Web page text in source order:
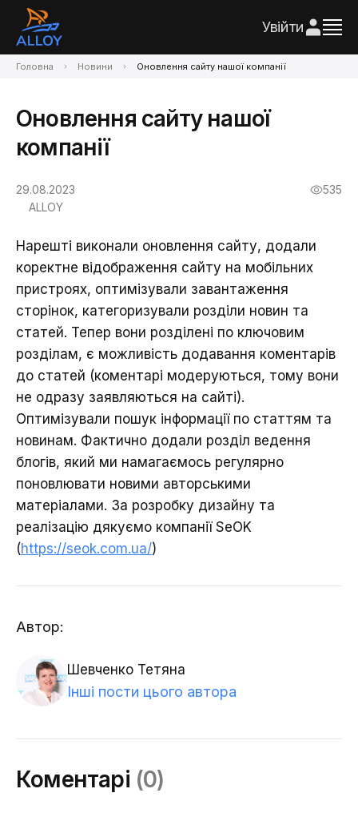
Увійти
Головна Новини Оновлення сайту нашої компанії
Оновлення сайту нашої
компанії
29.08.2023
ALLOY
535
Нарешті виконали оновлення сайту, додали
коректне відображення сайту на мобільних
пристроях, оптимізували завантаження
сторінок, категоризували розділи новин та
статей. Тепер вони розділені по ключовим
розділам, є можливість додавання коментарів
до статей (коментарі модеруються, тому вони
не одразу заявляються на сайті).
Оптимізували пошук інформації по статтям та
новинам. Фактично додали розділ ведення
блогів, який ми намагаємось регулярно
поновлювати новими авторськими
матеріалами. За розробку дизайну та
реалізацію дякуємо компанії SeOK
(https://seok.com.ua/)
Автор:
Шевченко Тетяна
Інші пости цього автора
Коментарі (0)